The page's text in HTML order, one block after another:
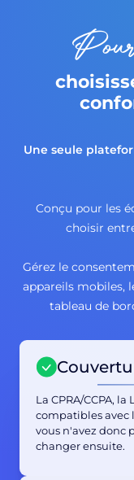
Une seule
Conçu pour les
choisir
Gérez le
appareils mobiles,
tableau de
La CPRA/CCPA, la
compatibles avec
vous n'avez donc
changer ensuite.